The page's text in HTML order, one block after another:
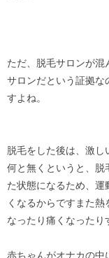
ただ、脱毛サロンが
サロンだという証拠な
すよね。
脱毛をした後は、激し
何と無くというと、脱
た状態になるため、
くなるからですまた熱
なったり痛くなったり
赤ちゃんがオナカの中